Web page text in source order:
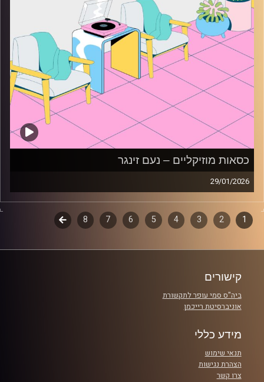
כסאות מוזיקליים – נעם זינגר
29/01/2026
כסאות מוזיקליים עם נעם זינגר
קרדיט תמונות:AudioVersity
דפדוף
1
2
3
4
5
6
7
8
לשלב
קישורים
ביה"ס סמי עופר לתקשורת
אוניברסיטת רייכמן
מידע כללי
תנאי שימוש
הצהרת נגישות
צרו קשר